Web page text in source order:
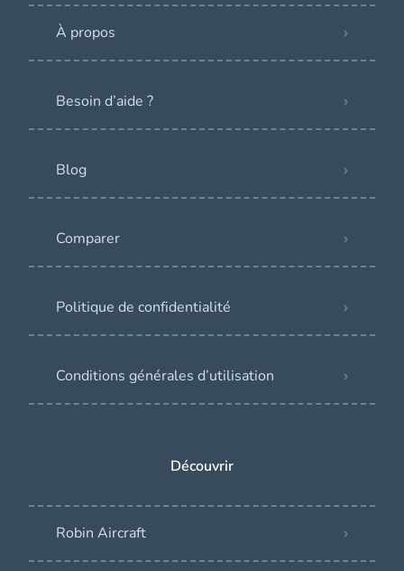
À propos
Besoin d’aide ?
Blog
Comparer
Politique de confidentialité
Conditions générales d’utilisation
Découvrir
Robin Aircraft